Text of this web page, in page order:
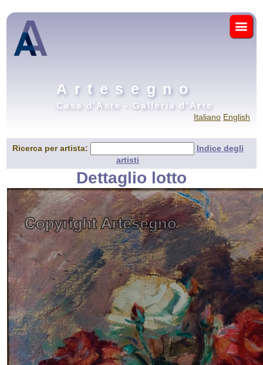
Artesegno
Casa d'Aste - Galleria d'Arte
Italiano English
Ricerca per artista:
Indice degli
artisti
Dettaglio lotto